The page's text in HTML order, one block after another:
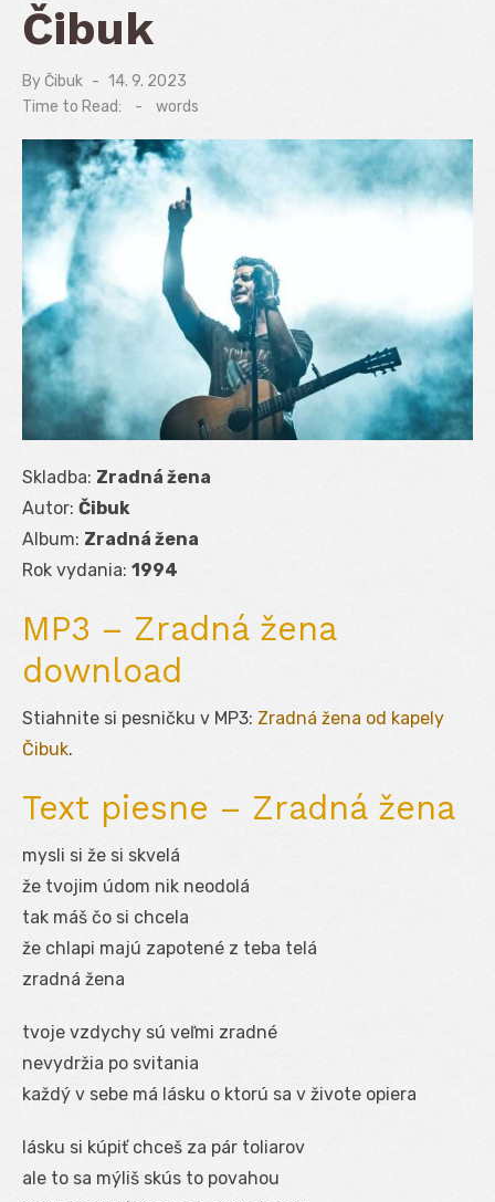
Čibuk
By Čibuk
Posted
on
14. 9. 2023
Time to Read:
- words
Skladba: Zradná žena
Autor: Čibuk
Album: Zradná žena
Rok vydania: 1994
MP3 – Zradná žena
download
Stiahnite si pesničku v MP3: Zradná žena od kapely
Čibuk.
Text piesne – Zradná žena
mysli si že si skvelá
že tvojim údom nik neodolá
tak máš čo si chcela
že chlapi majú zapotené z teba telá
zradná žena
tvoje vzdychy sú veľmi zradné
nevydržia po svitania
každý v sebe má lásku o ktorú sa v živote opiera
lásku si kúpiť chceš za pár toliarov
ale to sa mýliš skús to povahou